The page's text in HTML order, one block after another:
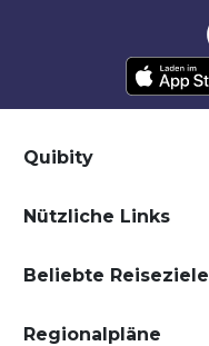
Quibity
Nützliche Links
Beliebte Reiseziele
Regionalpläne